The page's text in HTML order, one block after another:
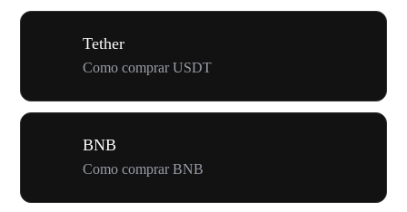
Tether
Como comprar USDT
BNB
Como comprar BNB